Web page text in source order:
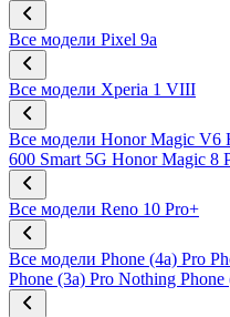
Все модели Pixel 9a
Все модели Xperia 1 VIII
Все модели Honor Magic V6
600 Smart 5G Honor Magic 8
Все модели Reno 10 Pro+
Все модели Phone (4a) Pro
Phone (3a) Pro Nothing Phone